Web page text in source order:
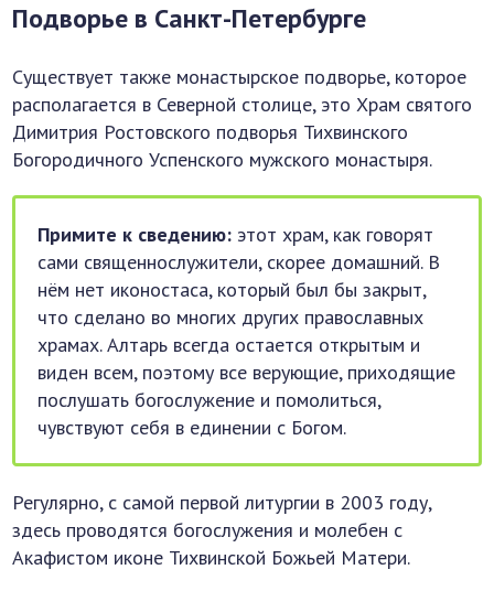
Подворье в Санкт-Петербурге
Существует также монастырское подворье, которое
располагается в Северной столице, это Храм святого
Димитрия Ростовского подворья Тихвинского
Богородичного Успенского мужского монастыря.
Примите к сведению: этот храм, как говорят
сами священнослужители, скорее домашний. В
нём нет иконостаса, который был бы закрыт,
что сделано во многих других православных
храмах. Алтарь всегда остается открытым и
виден всем, поэтому все верующие, приходящие
послушать богослужение и помолиться,
чувствуют себя в единении с Богом.
Регулярно, с самой первой литургии в 2003 году,
здесь проводятся богослужения и молебен с
Акафистом иконе Тихвинской Божьей Матери.